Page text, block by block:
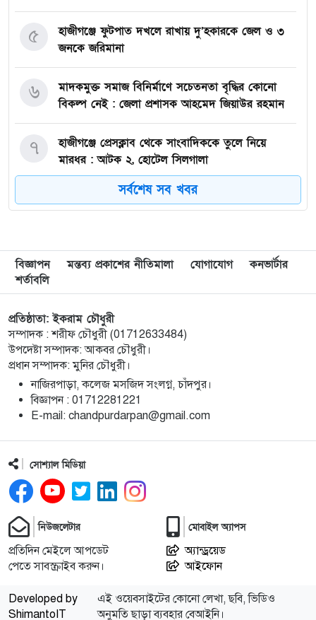
হাজীগঞ্জে ফুটপাত দখলে রাখায় দু’হকারকে জেল ও ৩
জনকে জরিমানা
৫
মাদকমুক্ত সমাজ বিনির্মাণে সচেতনতা বৃদ্ধির কোনো
বিকল্প নেই : জেলা প্রশাসক আহমেদ জিয়াউর রহমান
৬
হাজীগঞ্জে প্রেসক্লাব থেকে সাংবাদিককে তুলে নিয়ে
মারধর : আটক ২, হোটেল সিলগালা
৭
মতলব উত্তরে কালাম এন্টারপ্রাইজের মালিককে ২৫
হাজার টাকা জরিমানা
৮
মেরিল প্রথম আলো সমালোচক পুরস্কার ২০২৫ : সেরা
অভিনেতার চূড়ান্ত মনোনয়নে জায়গা করে নিলেন
৯
চাঁদপুরে জাতীয় বিজ্ঞান ও প্রযুক্তি সপ্তাহ উদযাপনের
লক্ষে প্রস্তুতিমূলক সভা
১০
বাংলা নববর্ষ আমাদের বাঙালি সংস্কৃতি ও ঐতিহ্যের
প্রাণের উৎসব : চাঁদপুর জেলা প্রশাসক
১১
চাঁদপুর শহরের হাসান আলী উচ্চ বিদ্যালয় মাঠ সংরক্ষণ
ও উন্নয়নে ৩৫ লাখ টাকার কাজ শুরু
১২
মতলব উত্তরে প্রেমিকের বাড়িতে বিয়ের দাবিতে
১৩
চীন সফরের জন্য বিএনপির ২০ সদস্যের প্রতিনিধি দলে
সাবেক এমপি রাশেদা বেগম হীরা
১৪
চাঁদপুর পৌরসভার রাজস্ব আদায়ে অনিয়ম, বিদ্যুৎ কেন্দ্রের
১৫
সর্বশেষ সব খবর
বিজ্ঞাপন মন্তব্য প্রকাশের নীতিমালা যোগাযোগ
কনভার্টার
শর্তাবলি
প্রতিষ্ঠাতা: ইকরাম চৌধুরী
সম্পাদক : শরীফ চৌধুরী (01712633484)
উপদেষ্টা সম্পাদক: আকবর চৌধুরী।
প্রধান সম্পাদক: মুনির চৌধুরী।
নাজিরপাড়া, কলেজ মসজিদ সংলগ্ন, চাঁদপুর।
‎বিজ্ঞাপন : 01712281221
‎E-mail: chandpurdarpan@gmail.com
সোশ্যাল মিডিয়া
নিউজলেটার
প্রতিদিন মেইলে আপডেট
পেতে সাবস্ক্রাইব করুন।
মোবাইল অ্যাপস
অ্যান্ড্রয়েড
আইফোন
Developed by
ShimantoIT
এই ওয়েবসাইটের কোনো লেখা, ছবি, ভিডিও
অনুমতি ছাড়া ব্যবহার বেআইনি।